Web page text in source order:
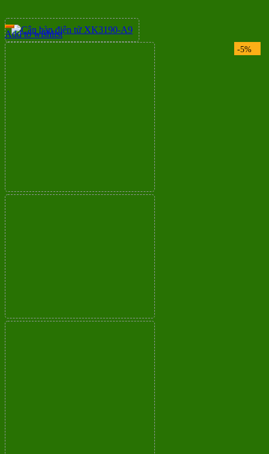
-5%
Add to wishlist